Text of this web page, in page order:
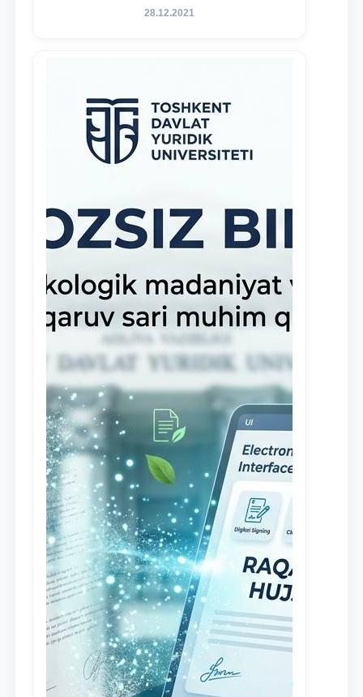
faoliyatida o‘z bilim va ko‘nikmalarini
28.12.2021